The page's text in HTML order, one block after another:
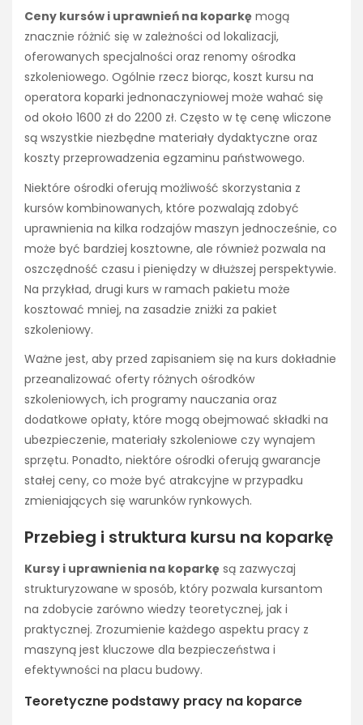
Ceny kursów i uprawnień na koparkę mogą
znacznie różnić się w zależności od lokalizacji,
oferowanych specjalności oraz renomy ośrodka
szkoleniowego. Ogólnie rzecz biorąc, koszt kursu na
operatora koparki jednonaczyniowej może wahać się
od około 1600 zł do 2200 zł. Często w tę cenę wliczone
są wszystkie niezbędne materiały dydaktyczne oraz
koszty przeprowadzenia egzaminu państwowego.
Niektóre ośrodki oferują możliwość skorzystania z
kursów kombinowanych, które pozwalają zdobyć
uprawnienia na kilka rodzajów maszyn jednocześnie, co
może być bardziej kosztowne, ale również pozwala na
oszczędność czasu i pieniędzy w dłuższej perspektywie.
Na przykład, drugi kurs w ramach pakietu może
kosztować mniej, na zasadzie zniżki za pakiet
szkoleniowy.
Ważne jest, aby przed zapisaniem się na kurs dokładnie
przeanalizować oferty różnych ośrodków
szkoleniowych, ich programy nauczania oraz
dodatkowe opłaty, które mogą obejmować składki na
ubezpieczenie, materiały szkoleniowe czy wynajem
sprzętu. Ponadto, niektóre ośrodki oferują gwarancje
stałej ceny, co może być atrakcyjne w przypadku
zmieniających się warunków rynkowych.
Przebieg i struktura kursu na koparkę
Kursy i uprawnienia na koparkę są zazwyczaj
strukturyzowane w sposób, który pozwala kursantom
na zdobycie zarówno wiedzy teoretycznej, jak i
praktycznej. Zrozumienie każdego aspektu pracy z
maszyną jest kluczowe dla bezpieczeństwa i
efektywności na placu budowy.
Teoretyczne podstawy pracy na koparce